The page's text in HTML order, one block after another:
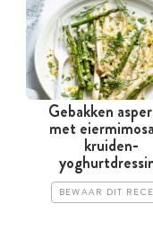
Gebakken
met
kruiden-
BEWAAR DIT